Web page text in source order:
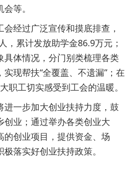
等。
经过广泛宣传和摸底排查，
累计发放助学金86.9万元；
体情况，分门别类梳理各类
现帮扶“全覆盖、不遗漏”；在
职工切实感受到工会的温暖。
一步加大创业扶持力度，鼓
业；通过举办各类创业大
创业项目，提供资金、场
落实好创业扶持政策。